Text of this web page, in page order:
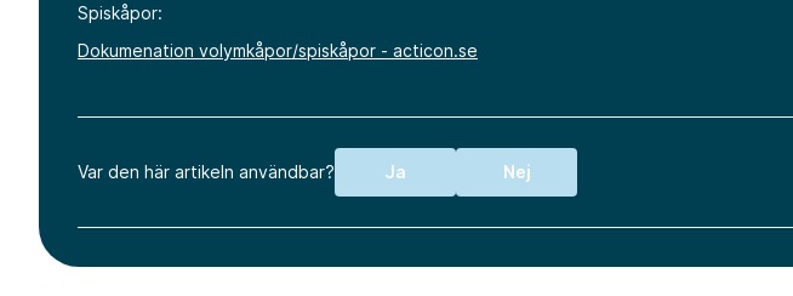
Spiskåpor:
Dokumenation volymkåpor/spiskåpor - acticon.se
Var den här artikeln användbar? Ja Nej